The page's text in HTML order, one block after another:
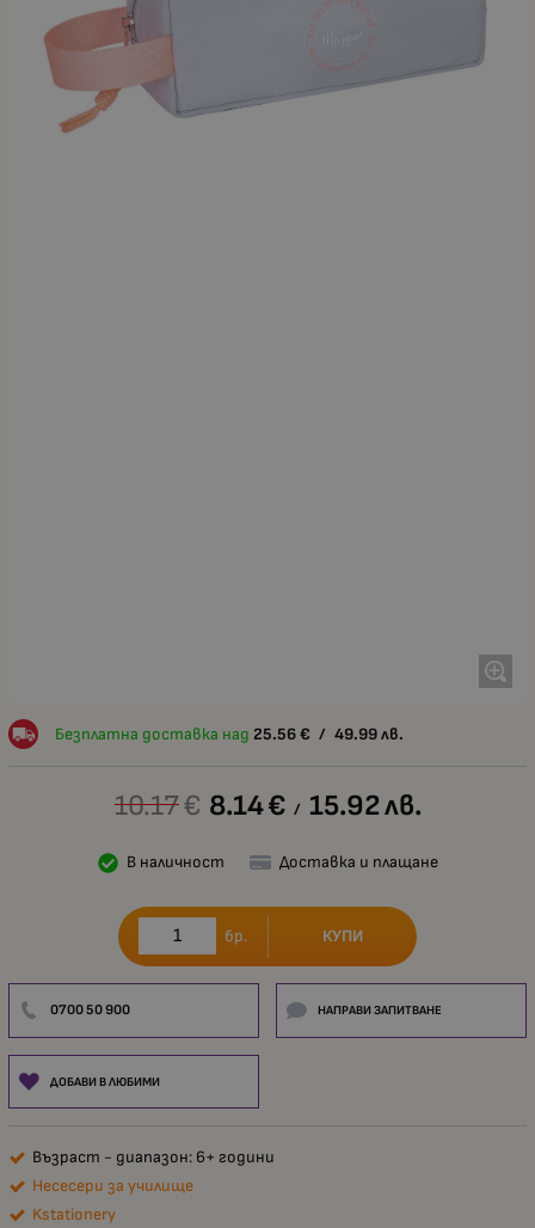
Безплатна доставка над 25.56 € / 49.99 лв.
10.17€ 8.14€ / 15.92лв.
В наличност Доставка и плащане
бр. КУПИ
0700 50 900 НАПРАВИ ЗАПИТВАНЕ
ДОБАВИ В ЛЮБИМИ
Възраст - диапазон: 6+ години
Несесери за училище
Kstationery